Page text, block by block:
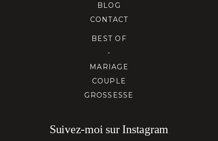
BLOG
CONTACT
BEST OF
-
MARIAGE
COUPLE
GROSSESSE
Suivez-moi sur Instagram